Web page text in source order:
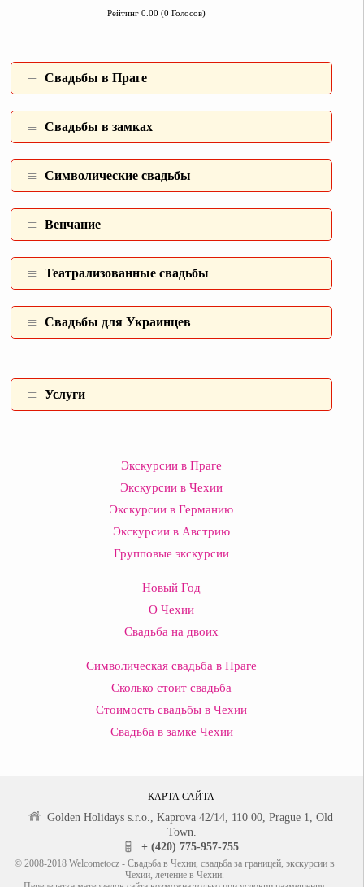
Рейтинг 0.00 (0 Голосов)
Свадьбы в Праге
Свадьбы в замках
Символические свадьбы
Венчание
Театрализованные свадьбы
Свадьбы для Украинцев
Услуги
Экскурсии в Праге
Экскурсии в Чехии
Экскурсии в Германию
Экскурсии в Австрию
Групповые экскурсии
Новый Год
О Чехии
Свадьба на двоих
Символическая свадьба в Праге
Сколько стоит свадьба
Стоимость свадьбы в Чехии
Свадьба в замке Чехии
КАРТА САЙТА
Golden Holidays s.r.o., Kaprova 42/14, 110 00, Prague 1, Old
Town.
+ (420) 775-957-755
© 2008-2018 Welcometocz - Свадьба в Чехии, свадьба за границей, экскурсии в
Чехии, лечение в Чехии.